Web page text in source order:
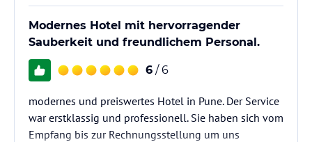
Modernes Hotel mit hervorragender
Sauberkeit und freundlichem Personal.
6 / 6
modernes und preiswertes Hotel in Pune. Der Service
war erstklassig und professionell. Sie haben sich vom
Empfang bis zur Rechnungsstellung um uns